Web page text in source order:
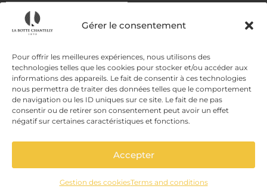
Gérer le consentement
Pour offrir les meilleures expériences, nous utilisons des
technologies telles que les cookies pour stocker et/ou accéder aux
informations des appareils. Le fait de consentir à ces technologies
nous permettra de traiter des données telles que le comportement
de navigation ou les ID uniques sur ce site. Le fait de ne pas
consentir ou de retirer son consentement peut avoir un effet
négatif sur certaines caractéristiques et fonctions.
Accepter
Gestion des cookiesTerms and conditions
English
DELIVERY METHODS
PAYMENT METHODS